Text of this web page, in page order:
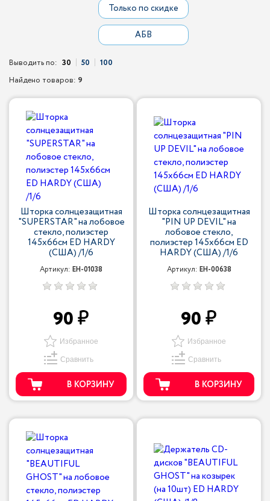
Только по скидке
АБВ
Выводить по: 30 50
100
Найдено товаров: 9
Шторка солнцезащитная
"SUPERSTAR" на лобовое
стекло, полиэстер
145х66см ED HARDY
(США) /1/6
Артикул: EH-01038
90
Избранное
Сравнить
В КОРЗИНУ
Шторка солнцезащитная
"PIN UP DEVIL" на
лобовое стекло,
полиэстер 145х66см ED
HARDY (США) /1/6
Артикул: EH-00638
90
Избранное
Сравнить
В КОРЗИНУ